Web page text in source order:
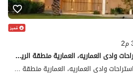
استراحة للبيع في مزارع واستراحات وادى العماريه، العمارية منطقة الرياض
شارع غير مسمى، حي مزارع واستراحات وادى العماريه، العمارية منطقة الرياض